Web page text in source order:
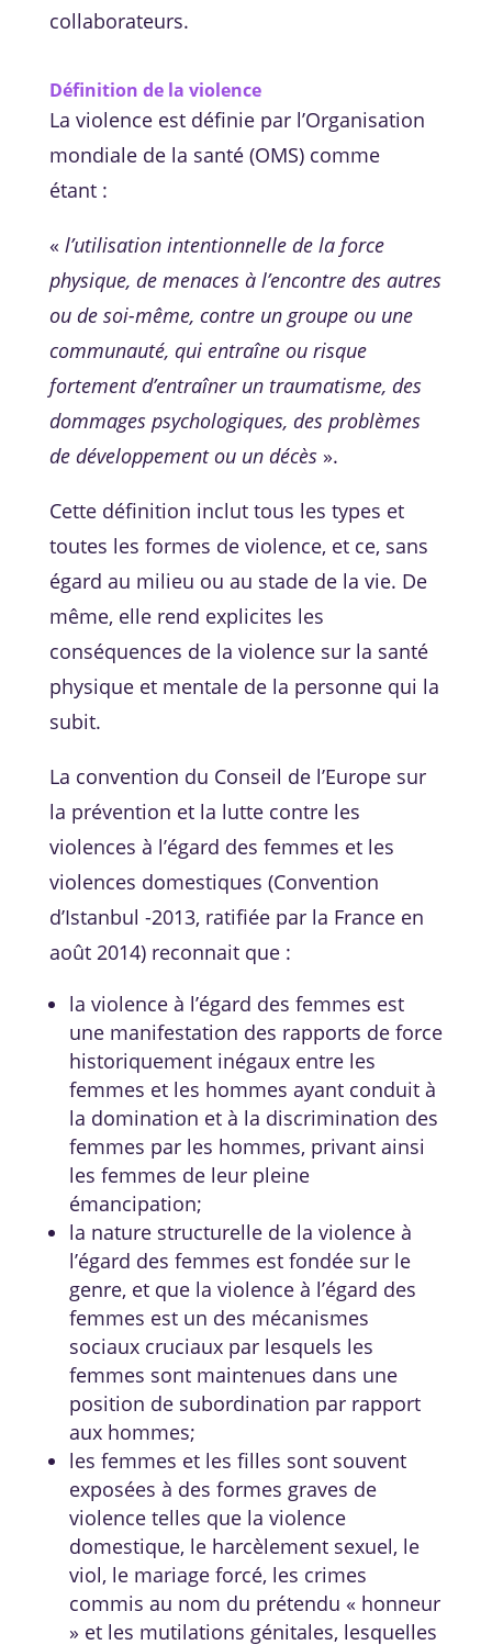
collaborateurs.
Définition de la violence
La violence est définie par l’Organisation
mondiale de la santé (OMS) comme
étant :
« l’utilisation intentionnelle de la force
physique, de menaces à l’encontre des autres
ou de soi-même, contre un groupe ou une
communauté, qui entraîne ou risque
fortement d’entraîner un traumatisme, des
dommages psychologiques, des problèmes
de développement ou un décès ».
Cette définition inclut tous les types et
toutes les formes de violence, et ce, sans
égard au milieu ou au stade de la vie. De
même, elle rend explicites les
conséquences de la violence sur la santé
physique et mentale de la personne qui la
subit.
La convention du Conseil de l’Europe sur
la prévention et la lutte contre les
violences à l’égard des femmes et les
violences domestiques (Convention
d’Istanbul -2013, ratifiée par la France en
août 2014) reconnait que :
la violence à l’égard des femmes est
une manifestation des rapports de force
historiquement inégaux entre les
femmes et les hommes ayant conduit à
la domination et à la discrimination des
femmes par les hommes, privant ainsi
les femmes de leur pleine
émancipation;
la nature structurelle de la violence à
l’égard des femmes est fondée sur le
genre, et que la violence à l’égard des
femmes est un des mécanismes
sociaux cruciaux par lesquels les
femmes sont maintenues dans une
position de subordination par rapport
aux hommes;
les femmes et les filles sont souvent
exposées à des formes graves de
violence telles que la violence
domestique, le harcèlement sexuel, le
viol, le mariage forcé, les crimes
commis au nom du prétendu « honneur
» et les mutilations génitales, lesquelles